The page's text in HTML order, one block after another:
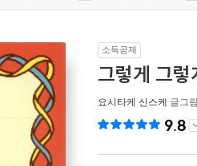
소득공제
그렇게 그렇
요시타케 신스케 글그
9.8